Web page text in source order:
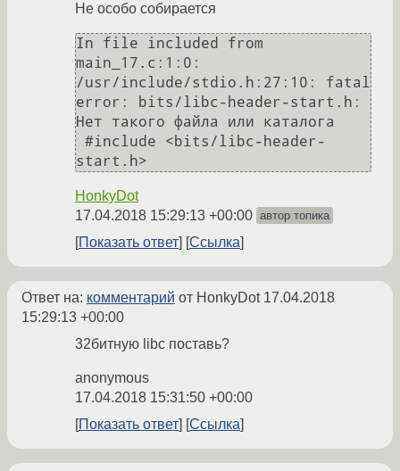
Не особо собирается
In file included from
main_17.c:1:0:
/usr/include/stdio.h:27:10: fatal
error: bits/libc-header-start.h:
Нет такого файла или каталога
start.h>
HonkyDot
17.04.2018 15:29:13 +00:00 автор топика
Показать ответ Ссылка
Ответ на: комментарий от HonkyDot 17.04.2018
15:29:13 +00:00
32битную libc поставь?
anonymous
17.04.2018 15:31:50 +00:00
Показать ответ
Ссылка